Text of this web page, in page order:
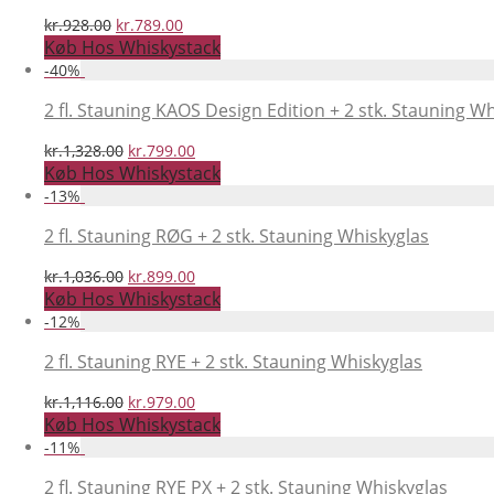
kr.928.00 Den
oprindelige
pris
kr.928.00.
kr.789.00Den
aktuelle
pris
kr.789.00.
Køb Hos Whiskystack
-40%
2 fl. Stauning KAOS Design Edition + 2 stk. Stauning
kr.1,328.00 Den
oprindelige
pris
kr.1,328.00.
kr.799.00Den
aktuelle
pris
kr.799.00.
Køb Hos Whiskystack
-13%
2 fl. Stauning RØG + 2 stk. Stauning Whiskyglas
kr.1,036.00 Den
oprindelige
pris
kr.1,036.00.
kr.899.00Den
aktuelle
pris
kr.899.00.
Køb Hos Whiskystack
-12%
2 fl. Stauning RYE + 2 stk. Stauning Whiskyglas
kr.1,116.00 Den
oprindelige
pris
kr.1,116.00.
kr.979.00Den
aktuelle
pris
kr.979.00.
Køb Hos Whiskystack
-11%
2 fl. Stauning RYE PX + 2 stk. Stauning Whiskyglas